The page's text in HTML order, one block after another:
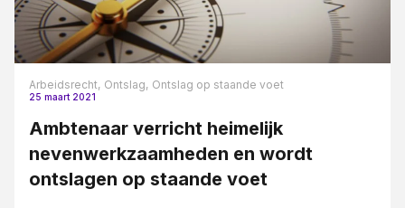
Arbeidsrecht, Ontslag, Ontslag op staande voet
25 maart 2021
Ambtenaar verricht heimelijk
nevenwerkzaamheden en wordt
ontslagen op staande voet